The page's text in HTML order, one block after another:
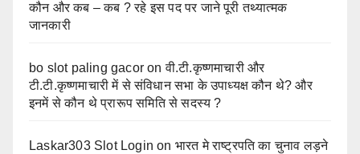
कौन और कब – कब ? रहे इस पद पर जाने पूरी तथ्यात्मक
जानकारी
bo slot paling gacor onवी.टी.कृष्णमाचारी और
टी.टी.कृष्णमाचारी में से संविधान सभा के उपाध्यक्ष कौन थे? और
इनमें से कौन थे प्रारूप समिति से सदस्य ?
Laskar303 Slot Login on भारत मे राष्ट्रपति का चुनाव लड़ने